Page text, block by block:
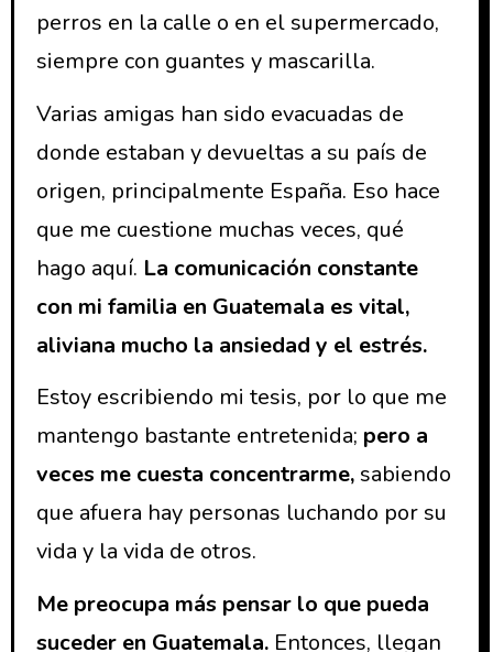
perros en la calle o en el supermercado,
siempre con guantes y mascarilla.
Varias amigas han sido evacuadas de
donde estaban y devueltas a su país de
origen, principalmente España. Eso hace
que me cuestione muchas veces, qué
hago aquí. La comunicación constante
con mi familia en Guatemala es vital,
aliviana mucho la ansiedad y el estrés.
Estoy escribiendo mi tesis, por lo que me
mantengo bastante entretenida; pero a
veces me cuesta concentrarme, sabiendo
que afuera hay personas luchando por su
vida y la vida de otros.
Me preocupa más pensar lo que pueda
suceder en Guatemala.Entonces, llegan